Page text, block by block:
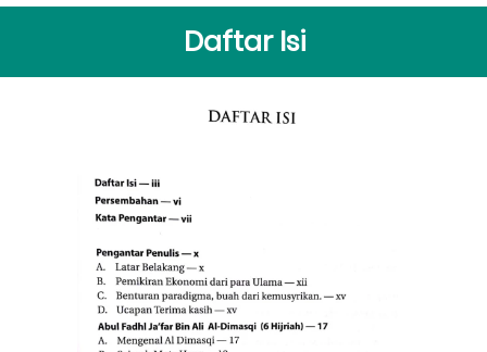
Daftar Isi